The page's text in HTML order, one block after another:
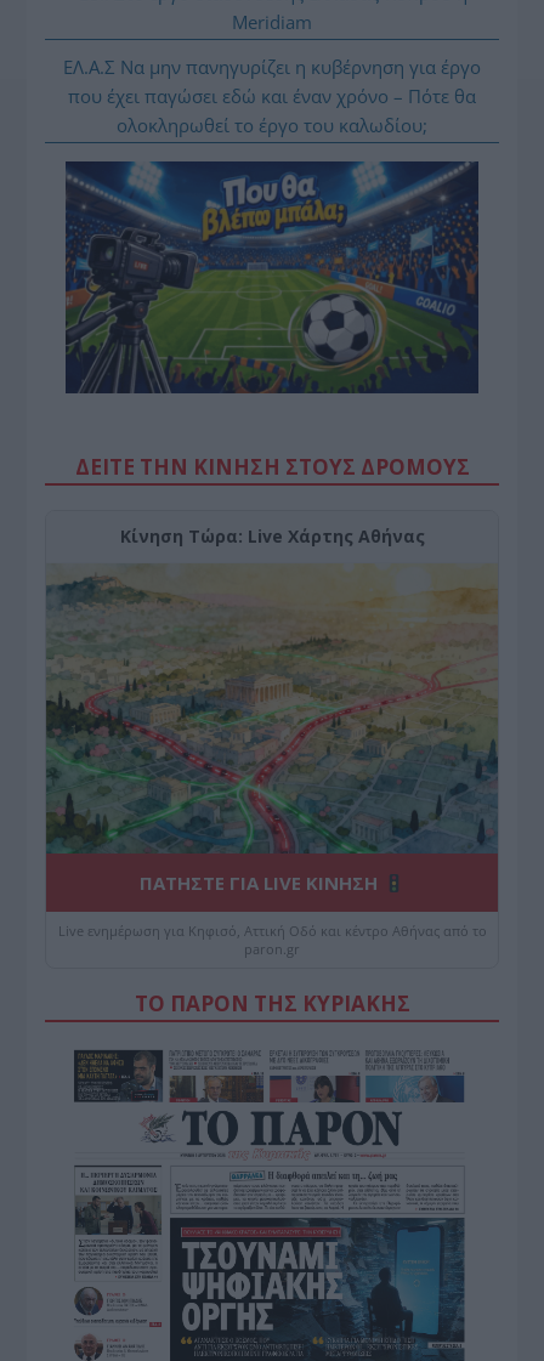
Meridiam
ΕΛ.Α.Σ Να μην πανηγυρίζει η κυβέρνηση για έργο
που έχει παγώσει εδώ και έναν χρόνο – Πότε θα
ολοκληρωθεί το έργο του καλωδίου;
ΔΕΙΤΕ ΤΗΝ ΚΙΝΗΣΗ ΣΤΟΥΣ ΔΡΌΜΟΥΣ
Κίνηση Τώρα: Live Χάρτης Αθήνας
ΠΑΤΗΣΤΕ ΓΙΑ LIVE ΚΙΝΗΣΗ
Live ενημέρωση για Κηφισό, Αττική Οδό και κέντρο Αθήνας από το
paron.gr
ΤΟ ΠΑΡΟΝ ΤΗΣ ΚΥΡΙΑΚΗΣ